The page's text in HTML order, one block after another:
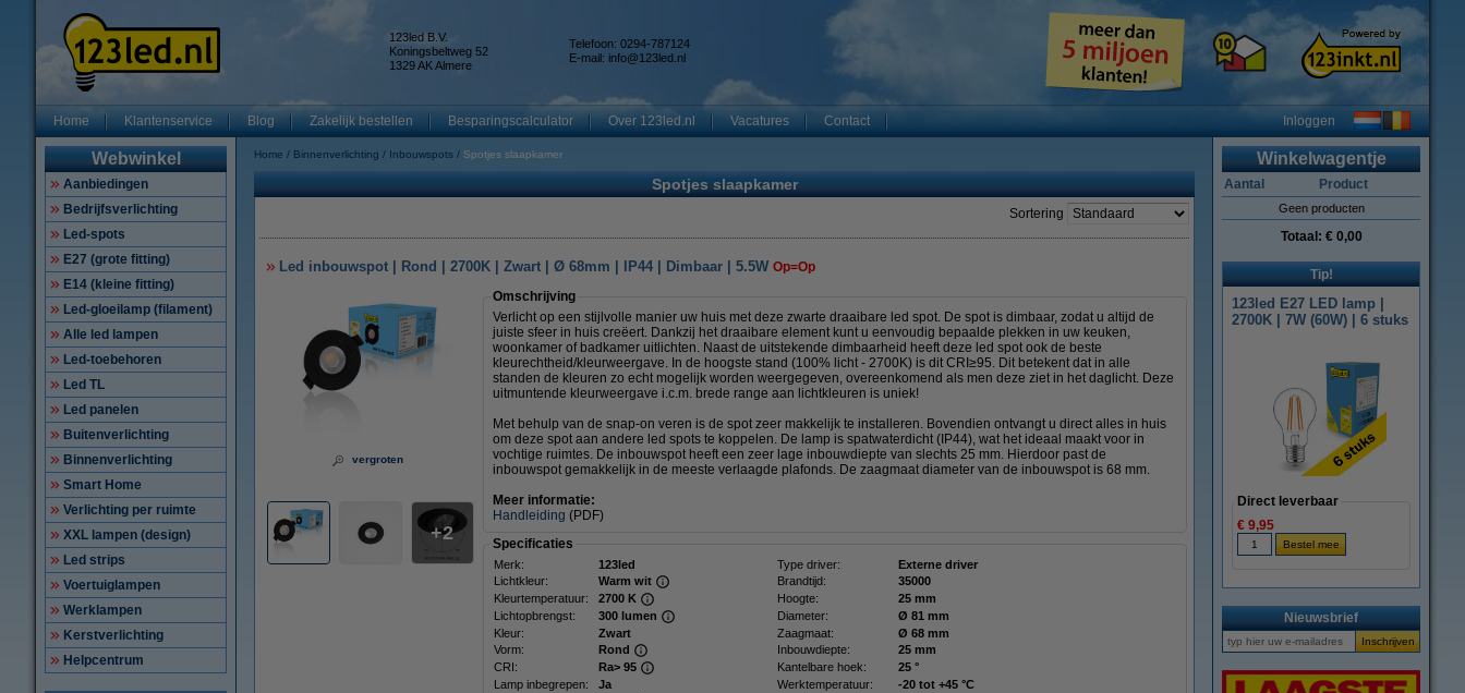
123led B.V.
Koningsbeltweg 52
1329 AK Almere
Telefoon: 0294-787124
E-mail: info@123led.nl
Home Klantenservice Blog Zakelijk bestellen Besparingscalculator Over 123led.nl Vacatures Contact Inloggen
Webwinkel
Aanbiedingen
Bedrijfsverlichting
Led-spots
E27 (grote fitting)
E14 (kleine fitting)
Led-gloeilamp (filament)
Alle led lampen
Led-toebehoren
Led TL
Led panelen
Buitenverlichting
Binnenverlichting
Smart Home
Verlichting per ruimte
XXL lampen (design)
Led strips
Voertuiglampen
Werklampen
Kerstverlichting
Helpcentrum
Home Binnenverlichting Inbouwspots Spotjes slaapkamer
Spotjes slaapkamer
Sortering
Led inbouwspot | Rond | 2700K | Zwart | Ø 68mm | IP44 | Dimbaar | 5.5W Op=Op
vergroten
2
Omschrijving
Verlicht op een stijlvolle manier uw huis met deze zwarte draaibare led spot. De spot is dimbaar, zodat u altijd de
juiste sfeer in huis creëert. Dankzij het draaibare element kunt u eenvoudig bepaalde plekken in uw keuken,
woonkamer of badkamer uitlichten. Naast de uitstekende dimbaarheid heeft deze led spot ook de beste
kleurechtheid/kleurweergave. In de hoogste stand (100% licht - 2700K) is dit CRI≥95. Dit betekent dat in alle
standen de kleuren zo echt mogelijk worden weergegeven, overeenkomend als men deze ziet in het daglicht. Deze
uitmuntende kleurweergave i.c.m. brede range aan lichtkleuren is uniek!
Met behulp van de snap-on veren is de spot zeer makkelijk te installeren. Bovendien ontvangt u direct alles in huis
om deze spot aan andere led spots te koppelen. De lamp is spatwaterdicht (IP44), wat het ideaal maakt voor in
vochtige ruimtes. De inbouwspot heeft een zeer lage inbouwdiepte van slechts 25 mm. Hierdoor past de
inbouwspot gemakkelijk in de meeste verlaagde plafonds. De zaagmaat diameter van de inbouwspot is 68 mm.
Meer informatie:
Handleiding (PDF)
Specificaties
Merk: 123led Type driver:
Externe driver
Lichtkleur:
Warm wit Brandtijd:
35000
Kleurtemperatuur:
2700 K Hoogte:
25 mm
Lichtopbrengst:
300 lumen Diameter:
Ø 81 mm
Kleur:
Zwart Zaagmaat:
Ø 68 mm
Vorm:
Rond Inbouwdiepte:
25 mm
CRI:
Ra> 95 Kantelbare hoek:
25 °
Lamp inbegrepen:
Ja Werktemperatuur:
-20 tot +45 °C
Winkelwagentje
Aantal Product
Geen producten
Totaal: € 0,00
Tip!
123led E27 LED lamp |
2700K | 7W (60W) | 6 stuks
Direct leverbaar
€ 9,95
Nieuwsbrief